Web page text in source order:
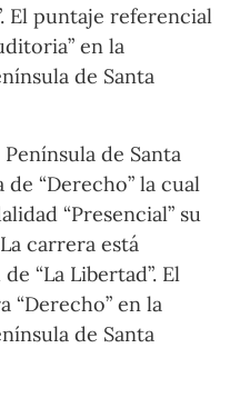
El puntaje referencial
en la
de Santa
de Santa
de “Derecho” la cual
“Presencial” su
carrera está
“La Libertad”. El
“Derecho” en la
de Santa